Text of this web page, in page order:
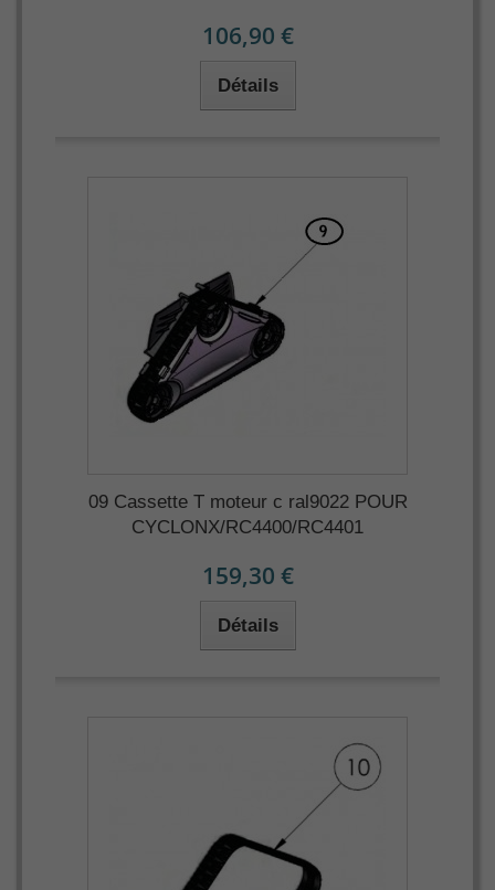
106,90 €
Détails
09 Cassette T moteur c ral9022 POUR
CYCLONX/RC4400/RC4401
159,30 €
Détails